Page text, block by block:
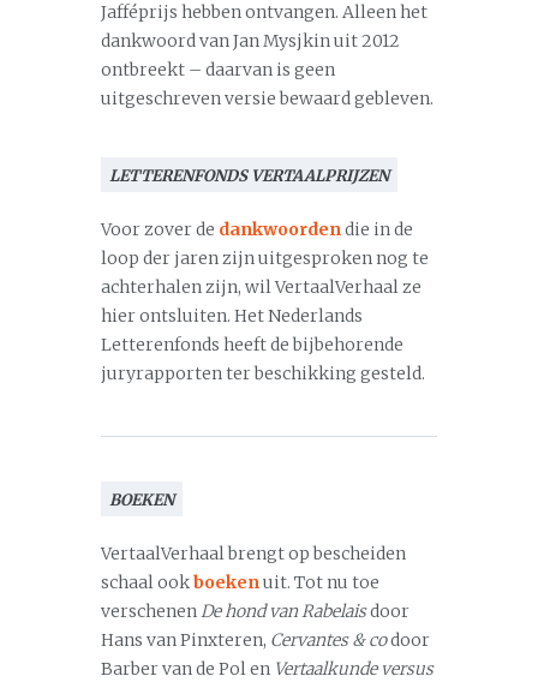
Jafféprijs hebben ontvangen. Alleen het
dankwoord van Jan Mysjkin uit 2012
ontbreekt – daarvan is geen
uitgeschreven versie bewaard gebleven.
LETTERENFONDS VERTAALPRIJZEN
Voor zover de dankwoordendie in de
loop der jaren zijn uitgesproken nog te
achterhalen zijn, wil VertaalVerhaal ze
hier ontsluiten. Het Nederlands
Letterenfonds heeft de bijbehorende
juryrapporten ter beschikking gesteld.
BOEKEN
VertaalVerhaal brengt op bescheiden
schaal ookboekenuit. Tot nu toe
verschenenDe hond van Rabelaisdoor
Hans van Pinxteren, Cervantes & codoor
Barber van de Pol en Vertaalkunde versus